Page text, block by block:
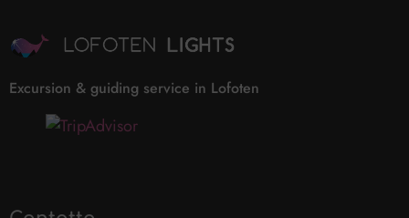
Excursion & guiding service in Lofoten